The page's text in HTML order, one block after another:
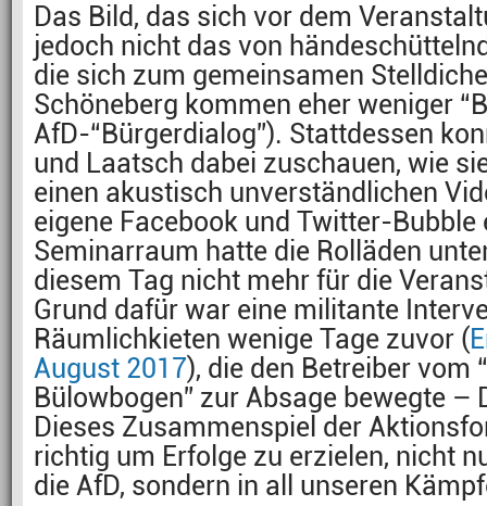
Das Bild, das sich vor dem
jedoch nicht das von
die sich zum gemeinsamen
Schöneberg kommen eher weniger
AfD-“Bürgerdialog”). Stattdessen
und Laatsch dabei zuschauen, wie
einen akustisch unverständlichen
eigene Facebook und Twitter-Bubble
Seminarraum hatte die Rolläden
diesem Tag nicht mehr für die
Grund dafür war eine militante
Räumlichkieten wenige Tage zuvor (
August 2017), die den Betreiber vom
Bülowbogen” zur Absage bewegte –
Dieses Zusammenspiel der
richtig um Erfolge zu erzielen, nicht
die AfD, sondern in all unseren